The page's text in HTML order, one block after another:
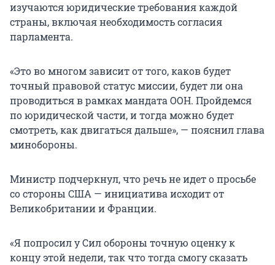
изучаются юридические требования каждой
страны, включая необходимость согласия
парламента.
«Это во многом зависит от того, каков будет
точный правовой статус миссии, будет ли она
проводиться в рамках мандата ООН. Пройдемся
по юридической части, и тогда можно будет
смотреть, как двигаться дальше», — пояснил глава
минобороны.
Министр подчеркнул, что речь не идет о просьбе
со стороны США — инициатива исходит от
Великобритании и Франции.
«Я попросил у Сил обороны точную оценку к
концу этой недели, так что тогда смогу сказать